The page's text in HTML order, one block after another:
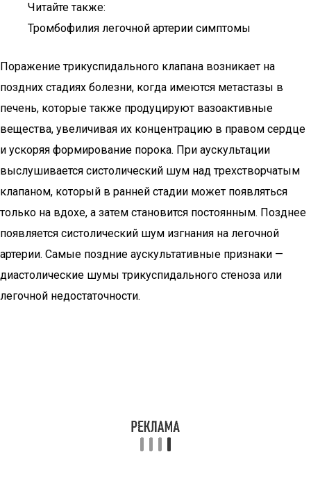
Читайте также:
Тромбофилия легочной артерии симптомы
Поражение трикуспидального клапана возникает на
поздних стадиях болезни, когда имеются метастазы в
печень, которые также продуцируют вазоактивные
вещества, увеличивая их концентрацию в правом сердце
и ускоряя формирование порока. При аускультации
выслушивается систолический шум над трехстворчатым
клапаном, который в ранней стадии может появляться
только на вдохе, а затем становится постоянным. Позднее
появляется систолический шум изгнания на легочной
артерии. Самые поздние аускультативные признаки —
диастолические шумы трикуспидального стеноза или
легочной недостаточности.